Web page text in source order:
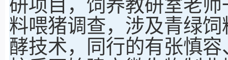
研项目，饲养教研室老
料喂猪调查，涉及青绿
酵技术，同行的有张慎